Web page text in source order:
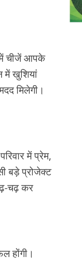
में चीजें आपके
में खुशियां
मिलेगी।
में प्रेम,
बड़े प्रोजेक्ट
चढ़ कर
होंगी।